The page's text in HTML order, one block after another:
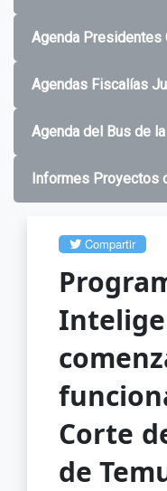
Agenda Presidentes
Agendas Fiscalías
Agenda del Bus de
Informes Proyectos
Compartir
Corte
de